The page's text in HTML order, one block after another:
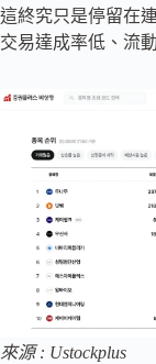
這終究只是停留在
交易達成率低、流
來源 : Ustockplus